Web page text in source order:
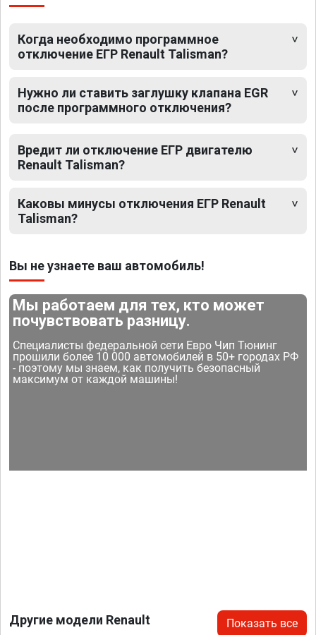
Когда необходимо программное
отключение ЕГР Renault Talisman?
Нужно ли ставить заглушку клапана EGR
после программного отключения?
Вредит ли отключение ЕГР двигателю
Renault Talisman?
Каковы минусы отключения ЕГР Renault
Talisman?
Вы не узнаете ваш автомобиль!
Мы работаем для тех, кто может
почувствовать разницу.
Специалисты федеральной сети Евро Чип Тюнинг
прошили более 10 000 автомобилей в 50+ городах РФ
- поэтому мы знаем, как получить безопасный
максимум от каждой машины!
Другие модели Renault Показать все